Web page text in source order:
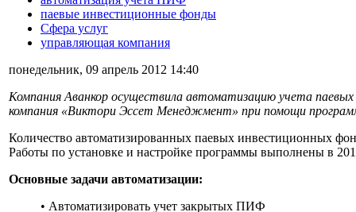
паевые инвестиционные фонды
Сфера услуг
управляющая компания
понедельник, 09 апрель 2012 14:40
Компания Аванкор осуществила автоматизацию учета
компания «Виктори Эссет Менеджмент» при помощи
Количество автоматизированных паевых инвестиционных
Работы по установке и настройке программы выполнены в
Основные задачи автоматизации:
• Автоматизировать учет закрытых ПИФ